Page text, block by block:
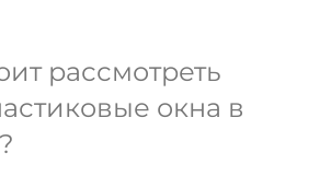
рассмотреть
окна в